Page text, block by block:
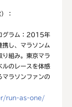
：
ラム：2015年
携し、マラソンム
り組み。東京マラ
ルのレースを体感
マラソンファンの
run-as-one/